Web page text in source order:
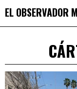
EL OBSERVADOR